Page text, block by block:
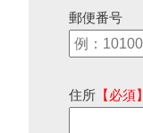
郵便番号
住所 【必須】